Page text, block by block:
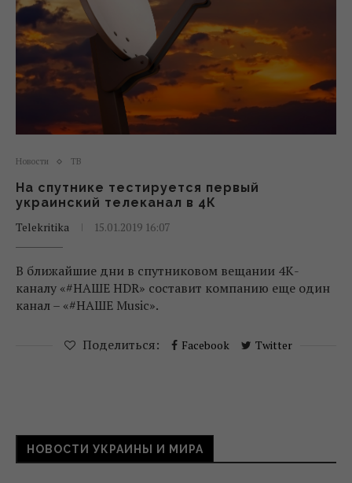
Новости ТВ
На спутнике тестируется первый
украинский телеканал в 4К
Telekritika
15.01.2019 16:07
В ближайшие дни в спутниковом вещании 4К-
каналу «#НАШЕ HDR» составит компанию еще один
канал – «#НАШЕ Music».
Поделиться: Facebook Twitter
НОВОСТИ УКРАИНЫ И МИРА